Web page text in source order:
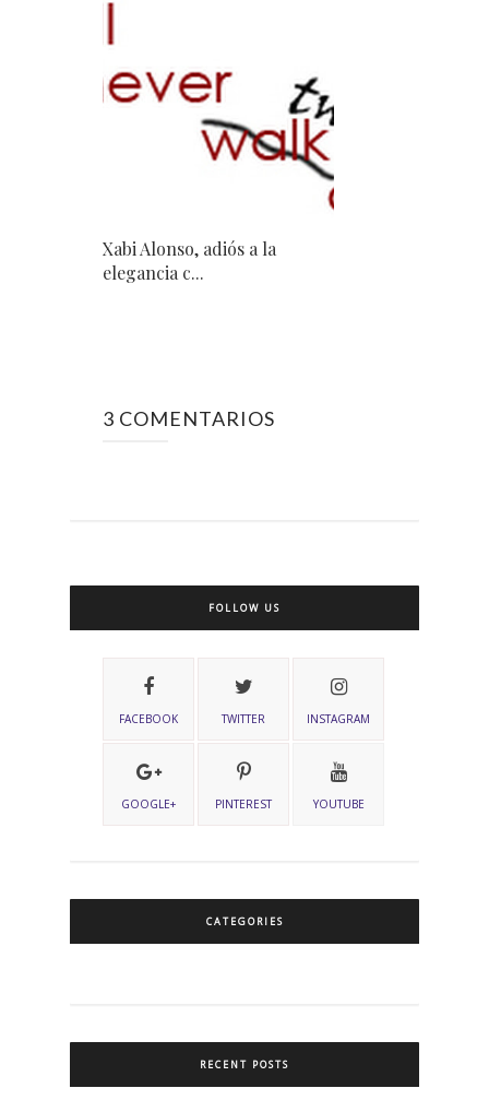
Xabi Alonso, adiós a la
elegancia c...
3 COMENTARIOS
FOLLOW US
FACEBOOK TWITTER INSTAGRAM
GOOGLE+ PINTEREST YOUTUBE
CATEGORIES
RECENT POSTS